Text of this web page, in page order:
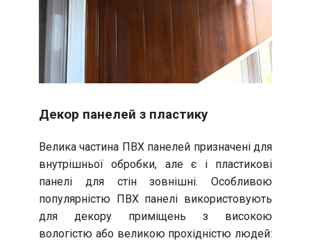
Декор панелей з пластику
Велика частина ПВХ панелей призначені для
внутрішньої обробки, але є і пластикові
панелі для стін зовнішні. Особливою
популярністю ПВХ панелі використовують
для декору приміщень з високою
вологістю або великою прохідністю людей: